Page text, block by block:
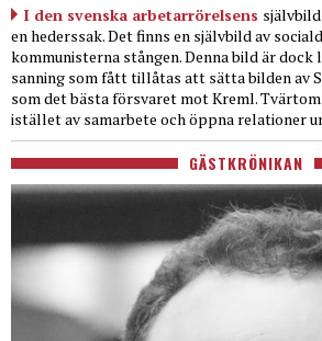
I den svenska arbetarrörelsens
en hederssak. Det finns en självbild av
kommunisterna stången. Denna bild är
sanning som fått tillåtas att sätta bilden av
som det bästa försvaret mot Kreml.
istället av samarbete och öppna relationer
GÄSTKRÖNIKAN